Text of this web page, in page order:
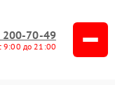
200-70-49
9:00 до 21:00